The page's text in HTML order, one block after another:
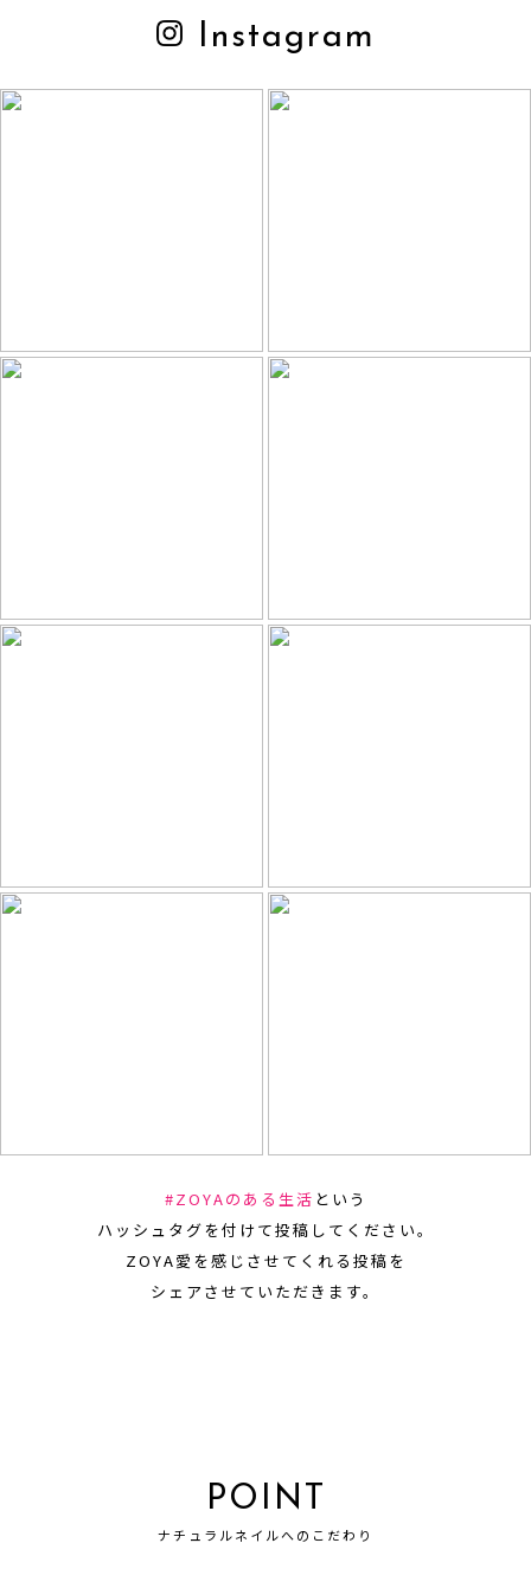
Instagram
#ZOYAのある生活 という
ハッシュタグを付けて投稿してください。
ZOYA愛を感じさせてくれる投稿を
シェアさせていただきます。
POINT
ナチュラルネイルへのこだわり